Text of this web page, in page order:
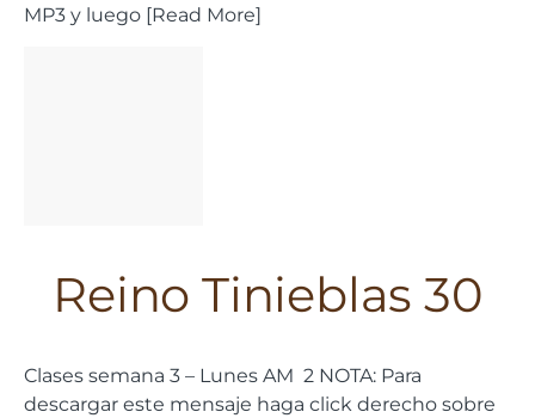
MP3 y luego [Read More]
Reino Tinieblas 30
Clases semana 3 – Lunes AM 2 NOTA: Para
descargar este mensaje haga click derecho sobre